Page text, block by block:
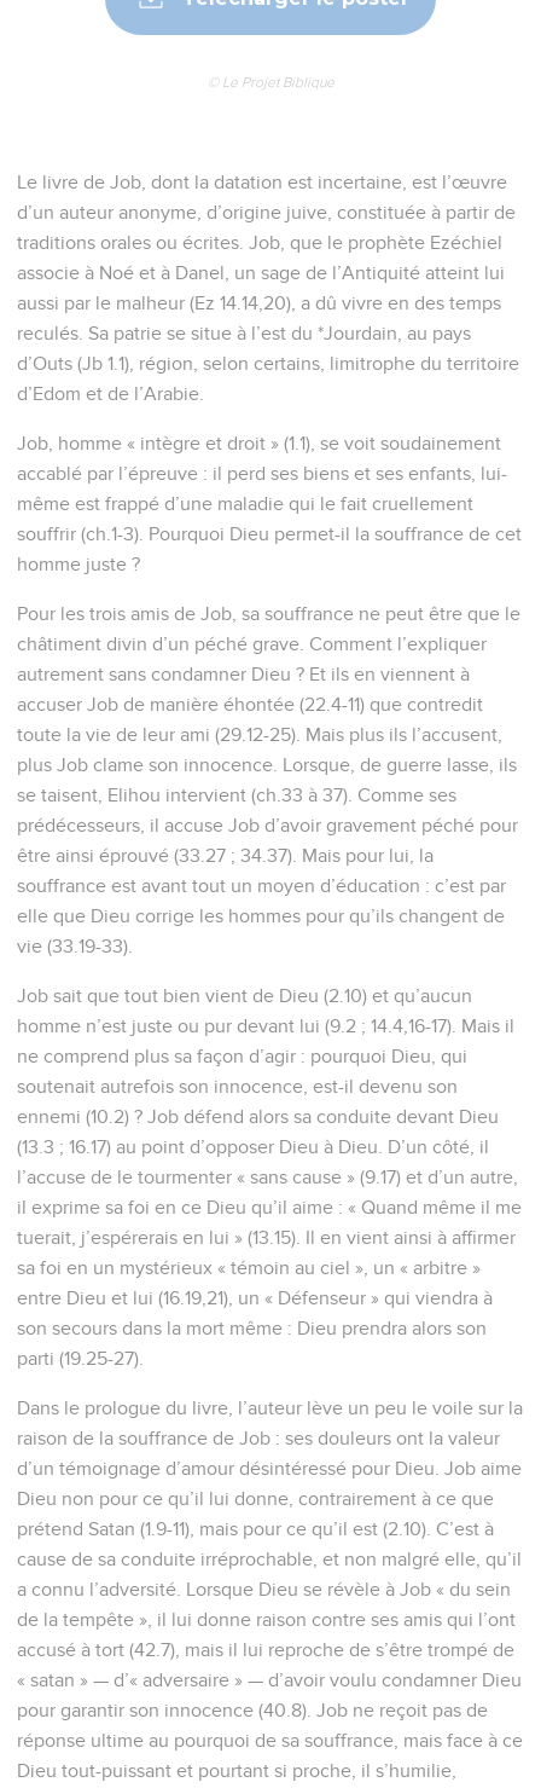
© Le Projet Biblique
Le livre de Job, dont la datation est incertaine, est l’œuvre
d’un auteur anonyme, d’origine juive, constituée à partir de
traditions orales ou écrites. Job, que le prophète Ezéchiel
associe à Noé et à Danel, un sage de l’Antiquité atteint lui
aussi par le malheur (Ez 14.14,20), a dû vivre en des temps
reculés. Sa patrie se situe à l’est du *Jourdain, au pays
d’Outs (Jb 1.1), région, selon certains, limitrophe du territoire
d’Edom et de l’Arabie.
Job, homme « intègre et droit » (1.1), se voit soudainement
accablé par l’épreuve : il perd ses biens et ses enfants, lui-
même est frappé d’une maladie qui le fait cruellement
souffrir (ch.1-3). Pourquoi Dieu permet-il la souffrance de cet
homme juste ?
Pour les trois amis de Job, sa souffrance ne peut être que le
châtiment divin d’un péché grave. Comment l’expliquer
autrement sans condamner Dieu ? Et ils en viennent à
accuser Job de manière éhontée (22.4-11) que contredit
toute la vie de leur ami (29.12-25). Mais plus ils l’accusent,
plus Job clame son innocence. Lorsque, de guerre lasse, ils
se taisent, Elihou intervient (ch.33 à 37). Comme ses
prédécesseurs, il accuse Job d’avoir gravement péché pour
être ainsi éprouvé (33.27 ; 34.37). Mais pour lui, la
souffrance est avant tout un moyen d’éducation : c’est par
elle que Dieu corrige les hommes pour qu’ils changent de
vie (33.19-33).
Job sait que tout bien vient de Dieu (2.10) et qu’aucun
homme n’est juste ou pur devant lui (9.2 ; 14.4,16-17). Mais il
ne comprend plus sa façon d’agir : pourquoi Dieu, qui
soutenait autrefois son innocence, est-il devenu son
ennemi (10.2) ? Job défend alors sa conduite devant Dieu
(13.3 ; 16.17) au point d’opposer Dieu à Dieu. D’un côté, il
l’accuse de le tourmenter « sans cause » (9.17) et d’un autre,
il exprime sa foi en ce Dieu qu’il aime : « Quand même il me
tuerait, j’espérerais en lui » (13.15). Il en vient ainsi à affirmer
sa foi en un mystérieux « témoin au ciel », un « arbitre »
entre Dieu et lui (16.19,21), un « Défenseur » qui viendra à
son secours dans la mort même : Dieu prendra alors son
parti (19.25-27).
Dans le prologue du livre, l’auteur lève un peu le voile sur la
raison de la souffrance de Job : ses douleurs ont la valeur
d’un témoignage d’amour désintéressé pour Dieu. Job aime
Dieu non pour ce qu’il lui donne, contrairement à ce que
prétend Satan (1.9-11), mais pour ce qu’il est (2.10). C’est à
cause de sa conduite irréprochable, et non malgré elle, qu’il
a connu l’adversité. Lorsque Dieu se révèle à Job « du sein
de la tempête », il lui donne raison contre ses amis qui l’ont
accusé à tort (42.7), mais il lui reproche de s’être trompé de
« satan » — d’« adversaire » — d’avoir voulu condamner Dieu
pour garantir son innocence (40.8). Job ne reçoit pas de
réponse ultime au pourquoi de sa souffrance, mais face à ce
Dieu tout-puissant et pourtant si proche, il s’humilie,